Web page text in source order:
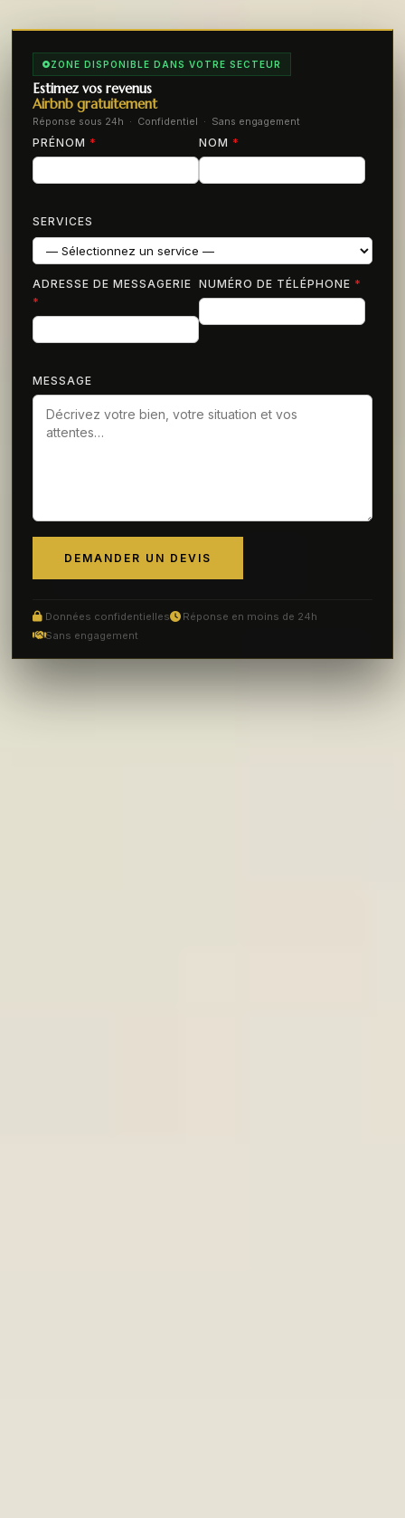
ZONE DISPONIBLE DANS VOTRE SECTEUR
Estimez vos revenus
Airbnb gratuitement
Réponse sous 24h · Confidentiel · Sans engagement
PRÉNOM * NOM *
SERVICES
ADRESSE DE MESSAGERIE
*
NUMÉRO DE TÉLÉPHONE *
MESSAGE
DEMANDER UN DEVIS
Données confidentielles
Réponse en moins de 24h
Sans engagement